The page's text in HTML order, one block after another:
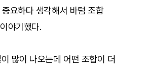
요하다 생각해서 바텀 조합
야기했다.
많이 나오는데 어떤 조합이 더